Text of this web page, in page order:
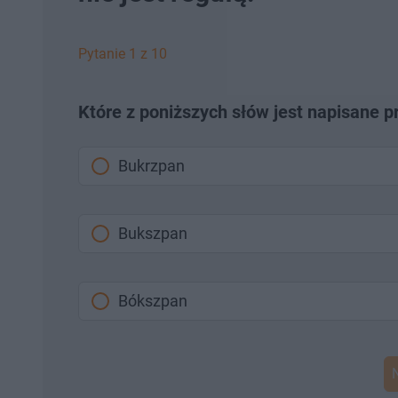
Pytanie 1 z 10
Które z poniższych słów jest napisane
Bukrzpan
Bukszpan
Bókszpan